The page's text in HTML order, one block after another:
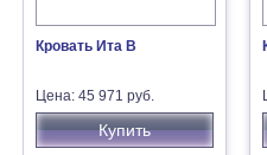
Кровать Ита В
Цена: 45 971 руб.
Купить